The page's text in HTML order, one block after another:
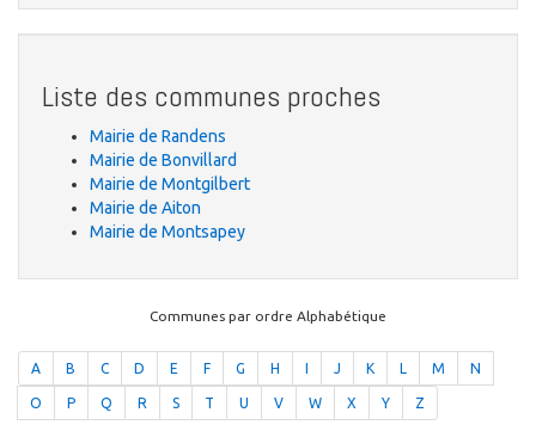
Liste des communes proches
Mairie de Randens
Mairie de Bonvillard
Mairie de Montgilbert
Mairie de Aiton
Mairie de Montsapey
Communes par ordre Alphabétique
A B C D E F G H J K L M N
O P Q R S T U V W X Y Z